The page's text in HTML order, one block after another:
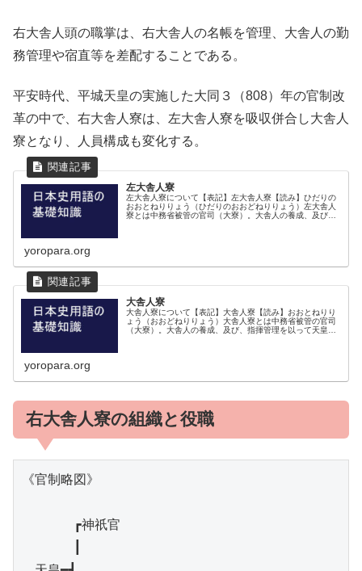
右大舎人頭の職掌は、右大舎人の名帳を管理、大舎人の勤
務管理や宿直等を差配することである。
平安時代、平城天皇の実施した大同３（808）年の官制改
革の中で、右大舎人寮は、左大舎人寮を吸収併合し大舎人
寮となり、人員構成も変化する。
左大舎人寮
左大舎人寮について【表記】左大舎人寮【読み】ひだりの
おおとねりりょう（ひだりのおおどねりりょう）左大舎人
寮とは中務省被管の官司（大寮）。大舎人の養成、及び、
yoropara.org
大舎人寮
大舎人寮について【表記】大舎人寮【読み】おおとねりり
ょう（おおどねりりょう）大舎人寮とは中務省被管の官司
（大寮）。大舎人の養成、及び、指揮管理を以って天皇に
yoropara.org
右大舎人寮の組織と役職
《官制略図》
┏神祇官